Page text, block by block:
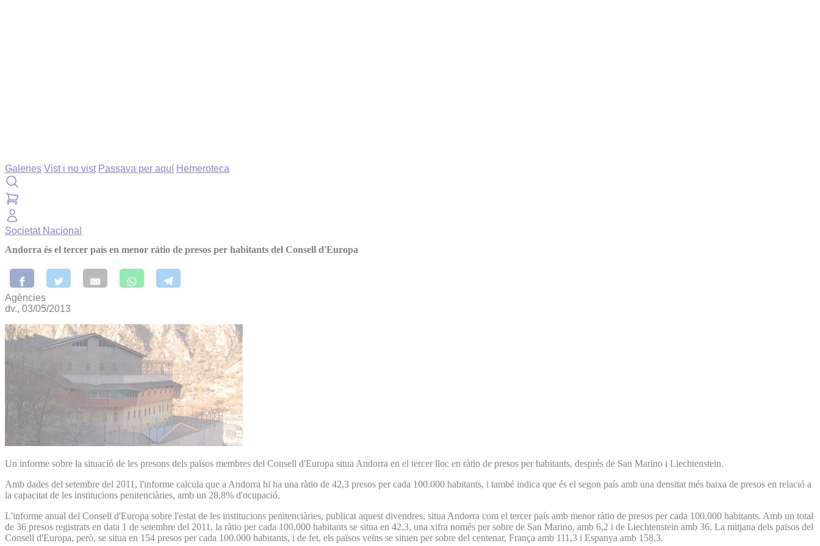
Galeries Vist i no vist Passava per aquí Hemeroteca
Societat Nacional
Andorra és el tercer país en menor ràtio de presos per habitants del Consell d'Europa
Agències
dv., 03/05/2013
Un informe sobre la situació de les presons dels països membres del Consell d'Europa situa Andorra en el tercer lloc en ràtio de presos per habitants, després de San Marino i Liechtenstein.
Amb dades del setembre del 2011, l'informe calcula que a Andorra hi ha una ràtio de 42,3 presos per cada 100.000 habitants, i també indica que és el segon país amb una densitat més baixa de presos en relació a
la capacitat de les institucions penitenciàries, amb un 28,8% d'ocupació.
L'informe anual del Consell d'Europa sobre l'estat de les institucions penitenciàries, publicat aquest divendres, situa Andorra com el tercer país amb menor ràtio de presos per cada 100.000 habitants. Amb un total
de 36 presos registrats en data 1 de setembre del 2011, la ràtio per cada 100.000 habitants se situa en 42,3, una xifra només per sobre de San Marino, amb 6,2 i de Liechtenstein amb 36. La mitjana dels països del
Consell d'Europa, però, se situa en 154 presos per cada 100.000 habitants, i de fet, els països veïns se situen per sobre del centenar, França amb 111,3 i Espanya amb 158,3.